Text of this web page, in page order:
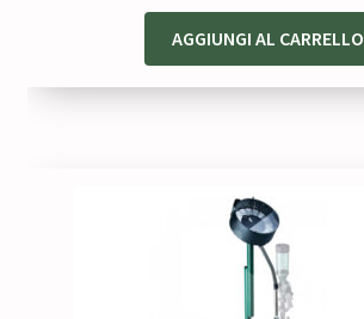
AGGIUNGI AL CARRELLO